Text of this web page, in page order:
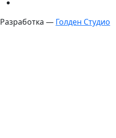
Разработка — Голден Студио